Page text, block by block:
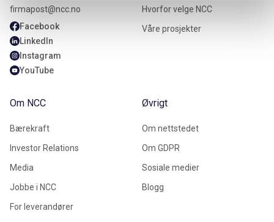
firmapost@ncc.no
Facebook
LinkedIn
Instagram
YouTube
Hvorfor velge NCC
Våre prosjekter
Om NCC
Bærekraft
Investor Relations
Media
Jobbe i NCC
For leverandører
Øvrigt
Om nettstedet
Om GDPR
Sosiale medier
Blogg